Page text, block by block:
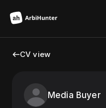
CV view
Media Buyer